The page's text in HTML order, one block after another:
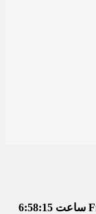
ساعت 6:58:16